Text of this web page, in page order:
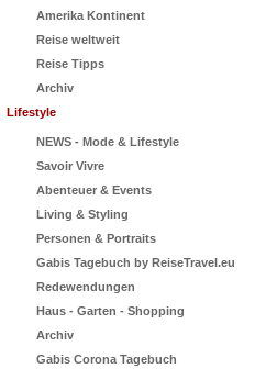
Amerika Kontinent
Reise weltweit
Reise Tipps
Archiv
Lifestyle
NEWS - Mode & Lifestyle
Savoir Vivre
Abenteuer & Events
Living & Styling
Personen & Portraits
Gabis Tagebuch by ReiseTravel.eu
Redewendungen
Haus - Garten - Shopping
Archiv
Gabis Corona Tagebuch